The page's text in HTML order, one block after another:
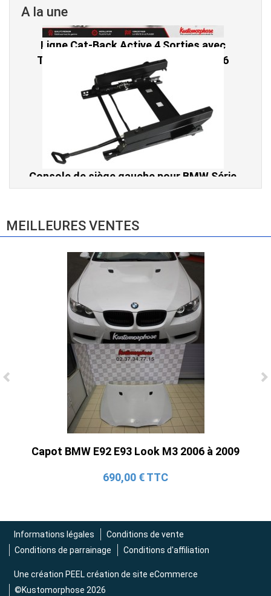
A la une
Ligne Cat-Back Active 4 Sorties avec
Tube en H pour Ford Mustang GT & V6
(2015-2023)
2 690,00 € TTC
Console de siège gauche pour BMW Série
3 E46 (hors Cabriolet et CSL) et BMW X3
E83 (2004-2010)
MEILLEURES VENTES
Capot BMW E92 E93 Look M3 2006 à 2009
690,00 € TTC
Informations légales
Conditions de vente
Conditions de parrainage
Conditions d'affiliation
Une création PEEL création de site eCommerce
©Kustomorphose 2026